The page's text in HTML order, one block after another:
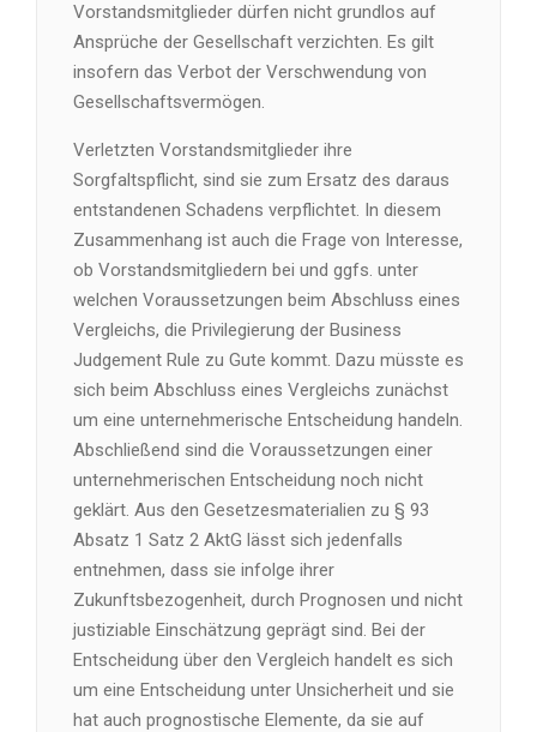
Vorstandsmitglieder dürfen nicht grundlos auf
Ansprüche der Gesellschaft verzichten. Es gilt
insofern das Verbot der Verschwendung von
Gesellschaftsvermögen.
Verletzten Vorstandsmitglieder ihre
Sorgfaltspflicht, sind sie zum Ersatz des daraus
entstandenen Schadens verpflichtet. In diesem
Zusammenhang ist auch die Frage von Interesse,
ob Vorstandsmitgliedern bei und ggfs. unter
welchen Voraussetzungen beim Abschluss eines
Vergleichs, die Privilegierung der Business
Judgement Rule zu Gute kommt. Dazu müsste es
sich beim Abschluss eines Vergleichs zunächst
um eine unternehmerische Entscheidung handeln.
Abschließend sind die Voraussetzungen einer
unternehmerischen Entscheidung noch nicht
geklärt. Aus den Gesetzesmaterialien zu § 93
Absatz 1 Satz 2 AktG lässt sich jedenfalls
entnehmen, dass sie infolge ihrer
Zukunftsbezogenheit, durch Prognosen und nicht
justiziable Einschätzung geprägt sind. Bei der
Entscheidung über den Vergleich handelt es sich
um eine Entscheidung unter Unsicherheit und sie
hat auch prognostische Elemente, da sie auf